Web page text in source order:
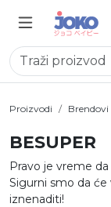
Proizvodi Brendovi
BESUPER
Pravo je vreme
Sigurni smo da
iznenaditi!